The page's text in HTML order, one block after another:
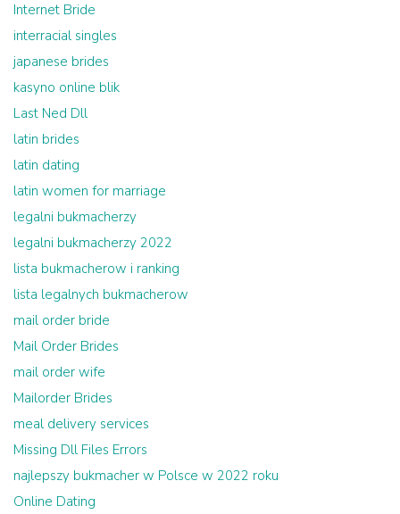
Internet Bride
interracial singles
japanese brides
kasyno online blik
Last Ned Dll
latin brides
latin dating
latin women for marriage
legalni bukmacherzy
legalni bukmacherzy 2022
lista bukmacherow i ranking
lista legalnych bukmacherow
mail order bride
Mail Order Brides
mail order wife
Mailorder Brides
meal delivery services
Missing Dll Files Errors
najlepszy bukmacher w Polsce w 2022 roku
Online Dating